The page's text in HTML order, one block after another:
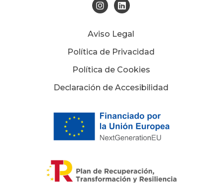
Aviso Legal
Política de Privacidad
Política de Cookies
Declaración de Accesibilidad